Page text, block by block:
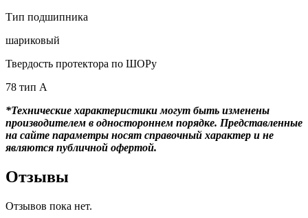
Тип подшипника
шариковый
Твердость протектора по ШОРу
78 тип А
*Технические характеристики могут быть изменены
производителем в одностороннем порядке. Представленные
на сайте параметры носят справочный характер и не
являются публичной офертой.
Отзывы
Отзывов пока нет.